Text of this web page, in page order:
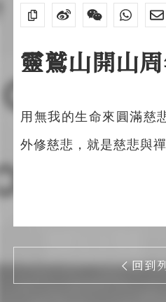
靈鷲山開山
用無我的生命來圓滿慈
外修慈悲，就是慈悲與禪
回到